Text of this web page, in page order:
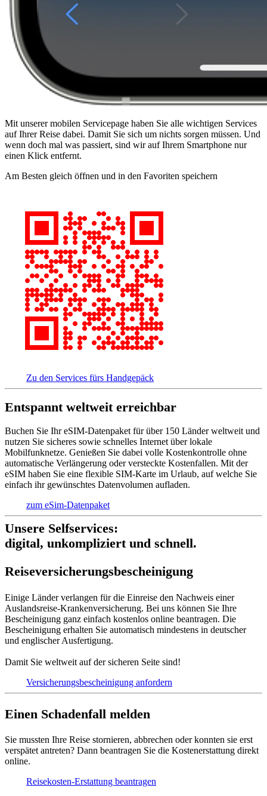
Mit unserer mobilen Servicepage haben Sie alle wichtigen Services
auf Ihrer Reise dabei. Damit Sie sich um nichts sorgen müssen. Und
wenn doch mal was passiert, sind wir auf Ihrem Smartphone nur
einen Klick entfernt.
Am Besten gleich öffnen und in den Favoriten speichern
Zu den Services fürs Handgepäck
Entspannt weltweit erreichbar
Buchen Sie Ihr eSIM-Datenpaket für über 150 Länder weltweit und
nutzen Sie sicheres sowie schnelles Internet über lokale
Mobilfunknetze. Genießen Sie dabei volle Kostenkontrolle ohne
automatische Verlängerung oder versteckte Kostenfallen. Mit der
eSIM haben Sie eine flexible SIM-Karte im Urlaub, auf welche Sie
einfach ihr gewünschtes Datenvolumen aufladen.
zum eSim-Datenpaket
Unsere Selfservices:
digital, unkompliziert und schnell.
Reise­versich­erungs­beschei­nigung
Einige Länder verlangen für die Einreise den Nachweis einer
Auslandsreise-Krankenversicherung. Bei uns können Sie Ihre
Bescheinigung ganz einfach kostenlos online beantragen. Die
Bescheinigung erhalten Sie automatisch mindestens in deutscher
und englischer Ausfertigung.
Damit Sie weltweit auf der sicheren Seite sind!
Versicherungs­bescheinigung anfordern
Einen Schadenfall melden
Sie mussten Ihre Reise stornieren, abbrechen oder konnten sie erst
verspätet antreten? Dann beantragen Sie die Kostenerstattung direkt
online.
Reisekosten-Erstattung beantragen